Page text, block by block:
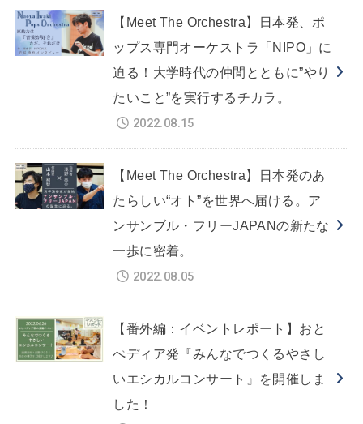
【Meet The Orchestra】日本発、ポ
ップス専門オーケストラ「NIPO」に
迫る！大学時代の仲間とともに”やり
たいこと”を実行するチカラ。
2022.08.15
【Meet The Orchestra】日本発のあ
たらしい“オト”を世界へ届ける。ア
ンサンブル・フリーJAPANの新たな
一歩に密着。
2022.08.05
【番外編：イベントレポート】おと
ぺディア発『みんなでつくるやさし
いエシカルコンサート』を開催しま
した！